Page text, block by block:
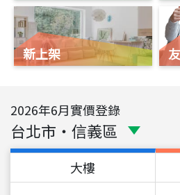
新上架
2026年6月實價登錄
台北市 ・ 信義區
大樓